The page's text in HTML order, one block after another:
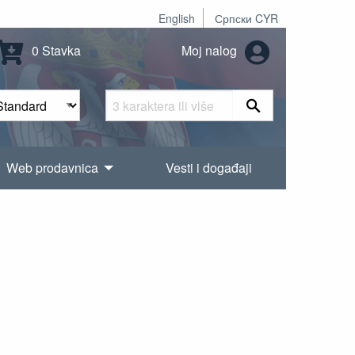
English Српски CYR
0 Stavka Moj nalog
Web prodavnica Vesti i događaji